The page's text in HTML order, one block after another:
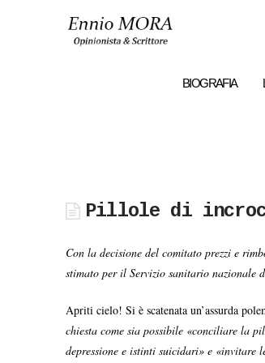
Ennio
BIOGRAFIA
Pillole di
Con la decisione del comitato prezzi e
stimato per il Servizio sanitario nazionale
Apriti cielo! Si è scatenata un’assurda
chiesta come sia possibile «conciliare la
depressione e istinti suicidari» e «invitare